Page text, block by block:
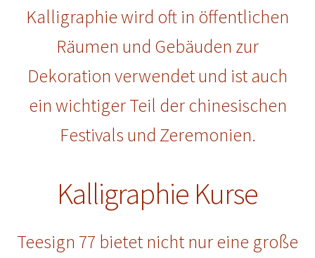
Kalligraphie wird oft in öffentlichen
Räumen und Gebäuden zur
Dekoration verwendet und ist auch
ein wichtiger Teil der chinesischen
Festivals und Zeremonien.
Kalligraphie Kurse
Teesign 77 bietet nicht nur eine große